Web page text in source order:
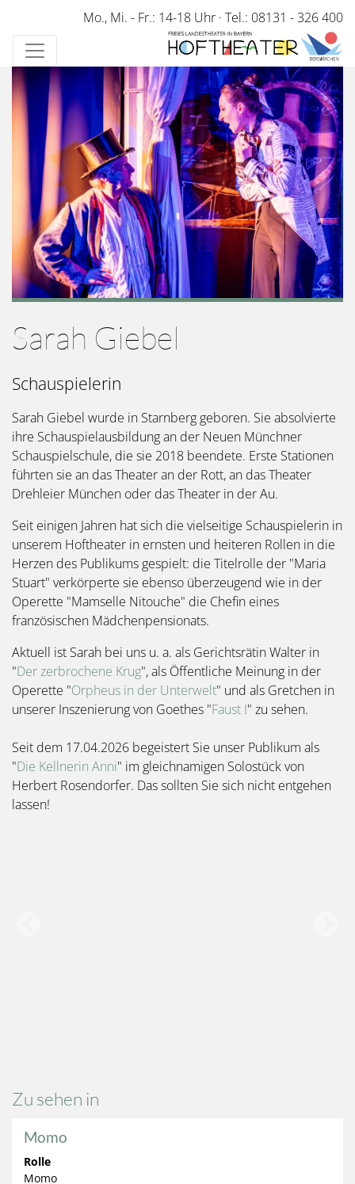
Direkt
zum
Inhalt
Mo., Mi. - Fr.: 14-18 Uhr · Tel.: 08131 - 326 400
Sarah Giebel
Schauspielerin
Sarah Giebel wurde in Starnberg geboren. Sie absolvierte
ihre Schauspielausbildung an der Neuen Münchner
Schauspielschule, die sie 2018 beendete. Erste Stationen
führten sie an das Theater an der Rott, an das Theater
Drehleier München oder das Theater in der Au.
Seit einigen Jahren hat sich die vielseitige Schauspielerin in
unserem Hoftheater in ernsten und heiteren Rollen in die
Herzen des Publikums gespielt: die Titelrolle der "Maria
Stuart" verkörperte sie ebenso überzeugend wie in der
Operette "Mamselle Nitouche" die Chefin eines
französischen Mädchenpensionats.
Aktuell ist Sarah bei uns u. a. als Gerichtsrätin Walter in
"Der zerbrochene Krug", als Öffentliche Meinung in der
Operette "Orpheus in der Unterwelt" und als Gretchen in
unserer Inszenierung von Goethes "Faust I" zu sehen.
Seit dem 17.04.2026 begeistert Sie unser Publikum als
"Die Kellnerin Anni" im gleichnamigen Solostück von
Herbert Rosendorfer. Das sollten Sie sich nicht entgehen
lassen!
Zu sehen in
Momo
Rolle
Momo